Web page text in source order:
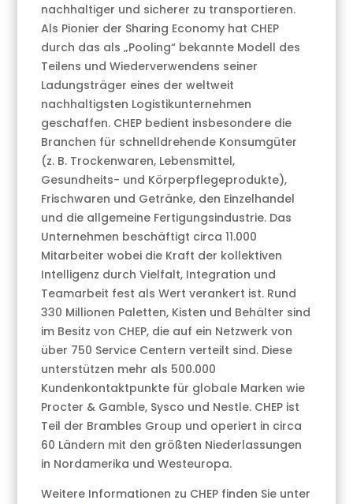
nachhaltiger und sicherer zu transportieren.
Als Pionier der Sharing Economy hat CHEP
durch das als „Pooling“ bekannte Modell des
Teilens und Wiederverwendens seiner
Ladungsträger eines der weltweit
nachhaltigsten Logistikunternehmen
geschaffen. CHEP bedient insbesondere die
Branchen für schnelldrehende Konsumgüter
(z. B. Trockenwaren, Lebensmittel,
Gesundheits- und Körperpflegeprodukte),
Frischwaren und Getränke, den Einzelhandel
und die allgemeine Fertigungsindustrie. Das
Unternehmen beschäftigt circa 11.000
Mitarbeiter wobei die Kraft der kollektiven
Intelligenz durch Vielfalt, Integration und
Teamarbeit fest als Wert verankert ist. Rund
330 Millionen Paletten, Kisten und Behälter sind
im Besitz von CHEP, die auf ein Netzwerk von
über 750 Service Centern verteilt sind. Diese
unterstützen mehr als 500.000
Kundenkontaktpunkte für globale Marken wie
Procter & Gamble, Sysco und Nestle. CHEP ist
Teil der Brambles Group und operiert in circa
60 Ländern mit den größten Niederlassungen
in Nordamerika und Westeuropa.
Weitere Informationen zu CHEP finden Sie unter